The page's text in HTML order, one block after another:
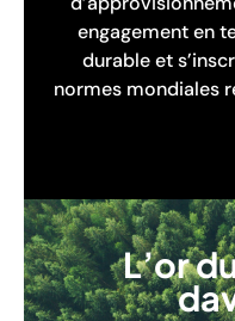
engagement en
durable et
normes mondiales
L’or